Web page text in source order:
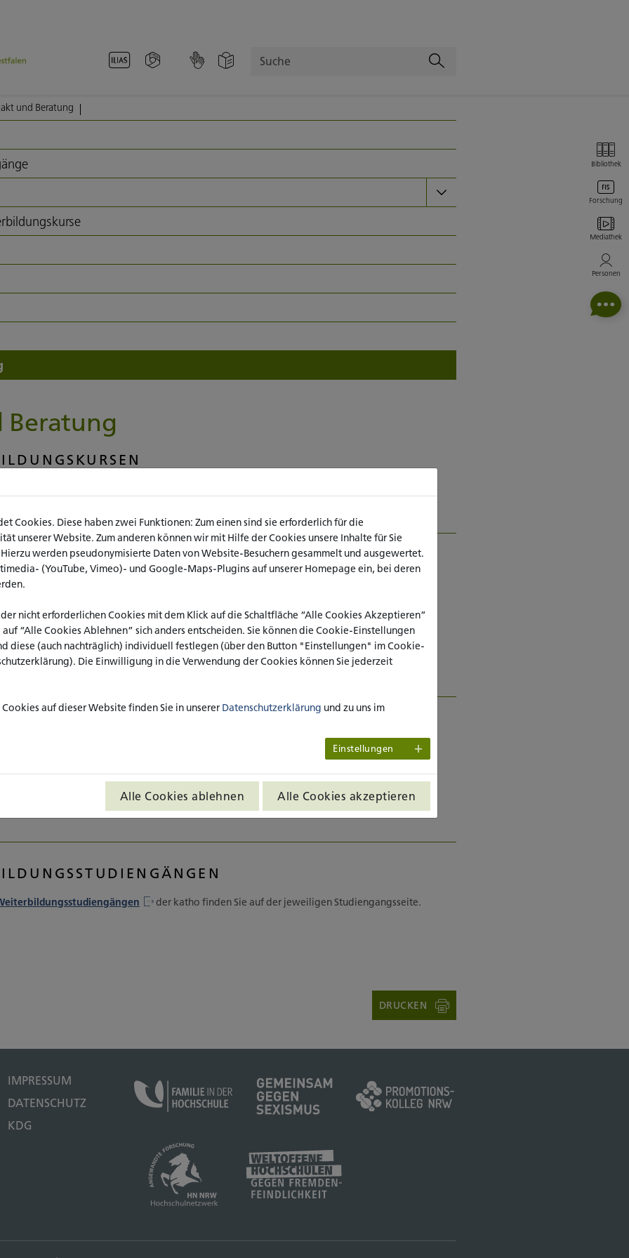
Suche
und Beratung
zu den Weiterbildungskursen wenden Sie sich gerne an die Mitarbeiter_innen des Zentrums für
(ZFW).
und Weiterbildung
Mittwoch - Freitag: 09:00 – 15:00 Uhr
und Weiterbildung
der katho finden Sie auf der jeweiligen Studiengangsseite.
DRUCKEN
Bibliothek
Forschung
Mediathek
Personen
IMPRESSUM
DATENSCHUTZ
KDG
Cookies. Diese haben zwei Funktionen: Zum einen sind sie erforderlich für die
unserer Website. Zum anderen können wir mit Hilfe der Cookies unsere Inhalte für Sie
werden pseudonymisierte Daten von Website-Besuchern gesammelt und ausgewertet.
(YouTube, Vimeo)- und Google-Maps-Plugins auf unserer Homepage ein, bei deren
nicht erforderlichen Cookies mit dem Klick auf die Schaltfläche “Alle Cookies Akzeptieren”
“Alle Cookies Ablehnen” sich anders entscheiden. Sie können die Cookie-Einstellungen
diese (auch nachträglich) individuell festlegen (über den Button "Einstellungen" im Cookie-
Die Einwilligung in die Verwendung der Cookies können Sie jederzeit
auf dieser Website finden Sie in unserer Datenschutzerklärung und zu uns im
Einstellungen
Alle Cookies ablehnen Alle Cookies akzeptieren